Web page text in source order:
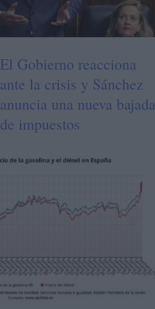
El Gobierno reacciona
ante la crisis y Sánchez
anuncia una nueva bajada
de impuestos